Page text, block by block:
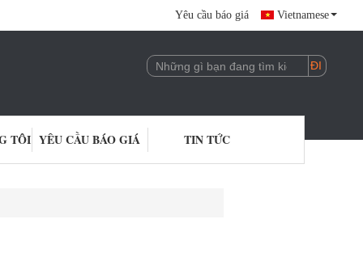
Yêu cầu báo giá Vietnamese
TÔI YÊU CẦU BÁO GIÁ TIN TỨC